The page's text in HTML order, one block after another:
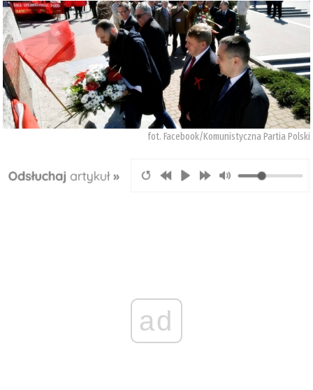
fot. Facebook/Komunistyczna Partia Polski
ad